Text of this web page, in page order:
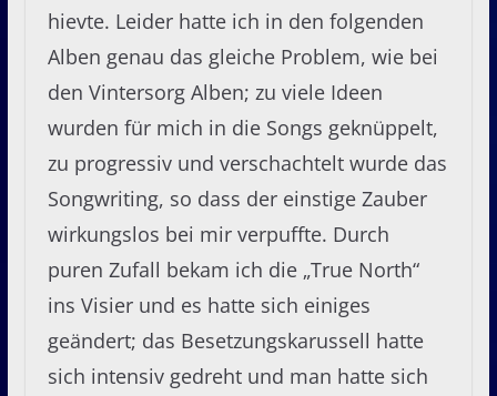
hievte. Leider hatte ich in den folgenden
Alben genau das gleiche Problem, wie bei
den Vintersorg Alben; zu viele Ideen
wurden für mich in die Songs geknüppelt,
zu progressiv und verschachtelt wurde das
Songwriting, so dass der einstige Zauber
wirkungslos bei mir verpuffte. Durch
puren Zufall bekam ich die „True North“
ins Visier und es hatte sich einiges
geändert; das Besetzungskarussell hatte
sich intensiv gedreht und man hatte sich